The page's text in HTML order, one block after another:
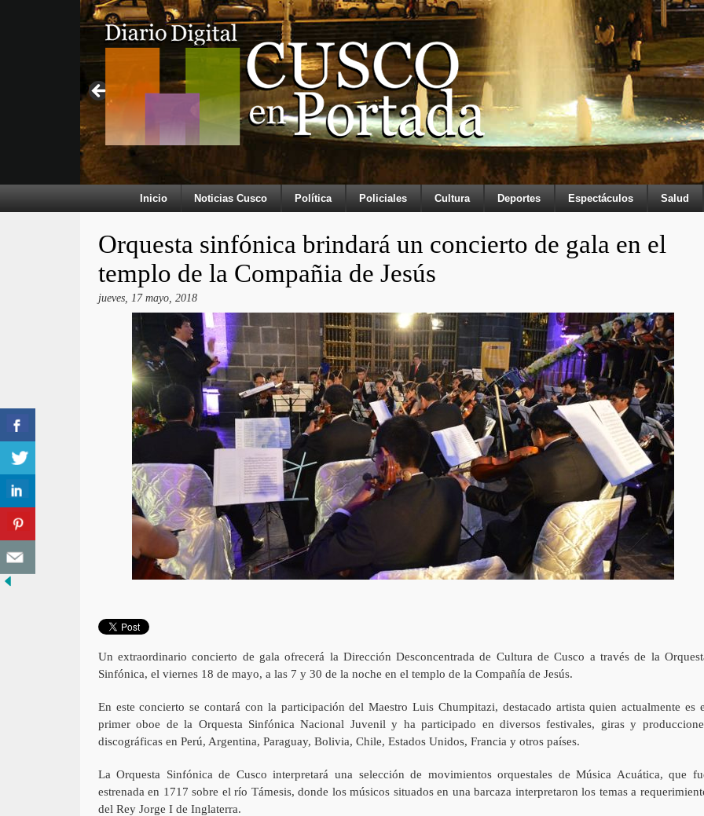
Inicio Noticias Cusco Política Policiales Cultura Deportes Espectáculos Salud
Orquesta sinfónica brindará un concierto de gala en el
templo de la Compañia de Jesús
jueves, 17 mayo, 2018
Un extraordinario concierto de gala ofrecerá la Dirección Desconcentrada de Cultura de Cusco a través de la
Sinfónica, el viernes 18 de mayo, a las 7 y 30 de la noche en el templo de la Compañía de Jesús.
En este concierto se contará con la participación del Maestro Luis Chumpitazi, destacado artista quien actualmente es
primer oboe de la Orquesta Sinfónica Nacional Juvenil y ha participado en diversos festivales, giras y
discográficas en Perú, Argentina, Paraguay, Bolivia, Chile, Estados Unidos, Francia y otros países.
La Orquesta Sinfónica de Cusco interpretará una selección de movimientos orquestales de Música Acuática, que
estrenada en 1717 sobre el río Támesis, donde los músicos situados en una barcaza interpretaron los temas a
del Rey Jorge I de Inglaterra.